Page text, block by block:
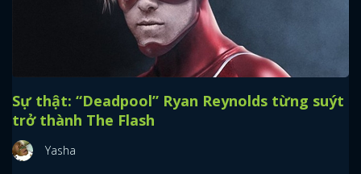
Sự thật: “Deadpool” Ryan Reynolds từng suýt
trở thành The Flash
Yasha